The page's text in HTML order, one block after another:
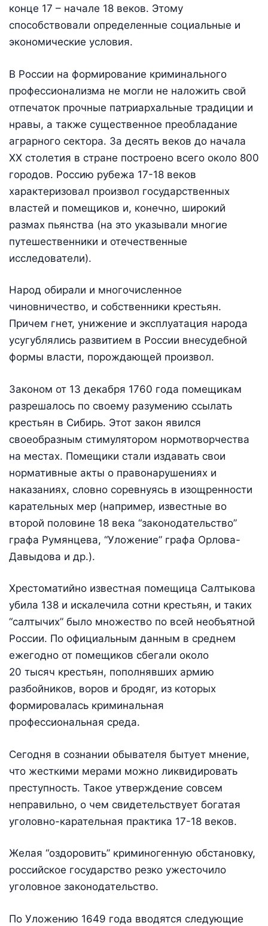
конце 17 – начале 18 веков. Этому
способствовали определенные социальные и
экономические условия.
В России на формирование криминального
профессионализма не могли не наложить свой
отпечаток прочные патриархальные традиции и
нравы, а также существенное преобладание
аграрного сектора. За десять веков до начала
XX столетия в стране построено всего около 800
городов. Россию рубежа 17-18 веков
характеризовал произвол государственных
властей и помещиков и, конечно, широкий
размах пьянства (на это указывали многие
путешественники и отечественные
исследователи).
Народ обирали и многочисленное
чиновничество, и собственники крестьян.
Причем гнет, унижение и эксплуатация народа
усугублялись развитием в России внесудебной
формы власти, порождающей произвол.
Законом от 13 декабря 1760 года помещикам
разрешалось по своему разумению ссылать
крестьян в Сибирь. Этот закон явился
своеобразным стимулятором нормотворчества
на местах. Помещики стали издавать свои
нормативные акты о правонарушениях и
наказаниях, словно соревнуясь в изощренности
карательных мер (например, известные во
второй половине 18 века “законодательство”
графа Румянцева, “Уложение” графа Орлова-
Давыдова и др.).
Хрестоматийно известная помещица Салтыкова
убила 138 и искалечила сотни крестьян, и таких
“салтычих” было множество по всей необъятной
России. По официальным данным в среднем
ежегодно от помещиков сбегали около
20 тысяч крестьян, пополнявших армию
разбойников, воров и бродяг, из которых
формировалась криминальная
профессиональная среда.
Сегодня в сознании обывателя бытует мнение,
что жесткими мерами можно ликвидировать
преступность. Такое утверждение совсем
неправильно, о чем свидетельствует богатая
уголовно-карательная практика 17-18 веков.
Желая “оздоровить” криминогенную обстановку,
российское государство резко ужесточило
уголовное законодательство.
По Уложению 1649 года вводятся следующие